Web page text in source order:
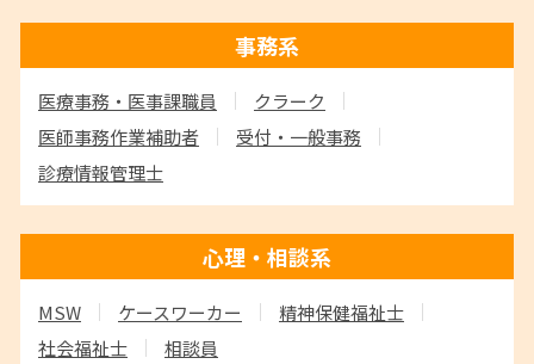
事務系
医療事務・医事課職員
クラーク
医師事務作業補助者
受付・一般事務
診療情報管理士
心理・相談系
MSW ケースワーカー
精神保健福祉士
社会福祉士
相談員